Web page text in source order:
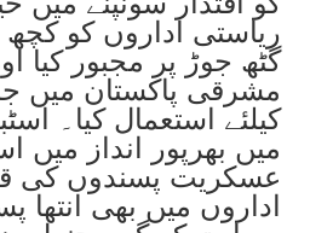
ریاستی اداروں کو
گٹھ جوڑ پر مجبور کیا
مشرقی پاکستان میں
کیلئے استعمال کیا۔
میں بھرپور انداز میں
عسکریت پسندوں کی
اداروں میں بھی انتھا